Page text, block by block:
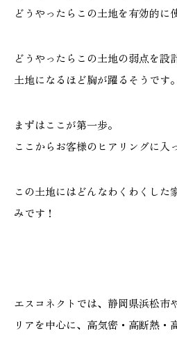
どうやったらこの土地を有効的に
どうやったらこの土地の弱点を設
土地になるほど胸が躍るそうです
まずはここが第一歩。
ここからお客様のヒアリングに入
この土地にはどんなわくわくし
みです！
エスコネクトでは、静岡県浜松市
リアを中心に、高気密・高断熱・